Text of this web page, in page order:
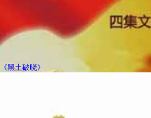
《黑土破晓》